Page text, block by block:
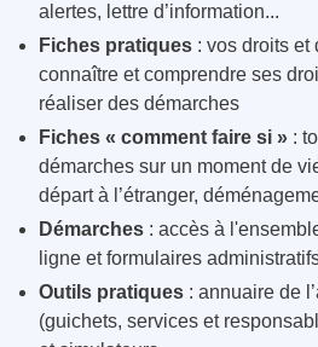
alertes, lettre d’information...
Fiches pratiques : vos droits et
connaître et comprendre ses
réaliser des démarches
Fiches « comment faire si » :
démarches sur un moment de
départ à l’étranger,
Démarches : accès à
ligne et formulaires
Outils pratiques : annuaire de
(guichets, services et